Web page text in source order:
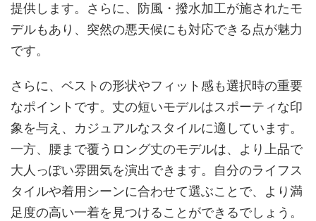
提供します。さらに、防風・撥水加工が施されたモ
デルもあり、突然の悪天候にも対応できる点が魅力
です。
さらに、ベストの形状やフィット感も選択時の重要
なポイントです。丈の短いモデルはスポーティな印
象を与え、カジュアルなスタイルに適しています。
一方、腰まで覆うロング丈のモデルは、より上品で
大人っぽい雰囲気を演出できます。自分のライフス
タイルや着用シーンに合わせて選ぶことで、より満
足度の高い一着を見つけることができるでしょう。